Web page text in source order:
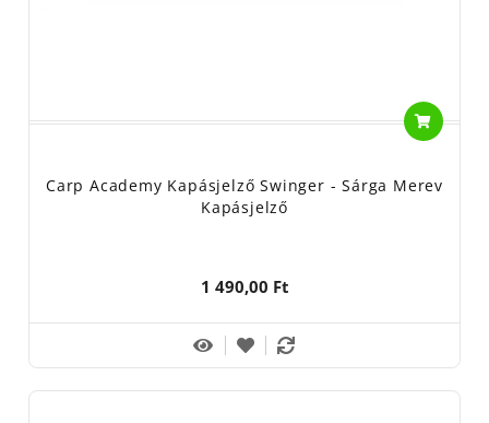
Carp Academy Kapásjelző Swinger - Sárga Merev
Kapásjelző
1 490,00 Ft